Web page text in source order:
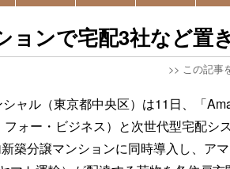
ョンで宅配3社など置
>> この記事
ャル（東京都中央区）は11日、「
ォー・ビジネス）と次世代型宅配シ
築分譲マンションに同時導入し、ア